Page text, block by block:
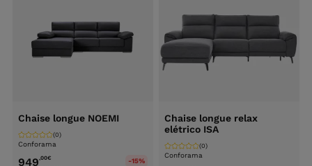
Chaise longue NOEMI
Conforama
(0)
949,00€
-15%
Chaise longue relax
elétrico ISA
Conforama
(0)